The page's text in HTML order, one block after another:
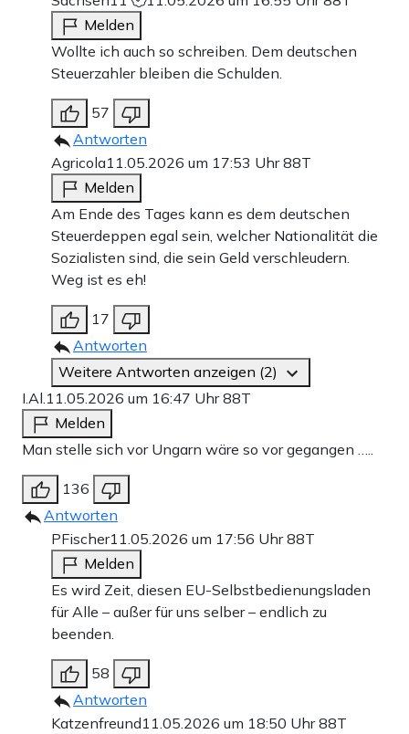
Melden
Wollte ich auch so schreiben. Dem deutschen
Steuerzahler bleiben die Schulden.
57
Antworten
Agricola11.05.2026 um 17:53 Uhr88T
Melden
Am Ende des Tages kann es dem deutschen
Steuerdeppen egal sein, welcher Nationalität die
Sozialisten sind, die sein Geld verschleudern.
Weg ist es eh!
17
Antworten
Weitere Antworten anzeigen (2)
I.Al.11.05.2026 um 16:47 Uhr88T
Melden
Man stelle sich vor Ungarn wäre so vor gegangen …..
136
Antworten
PFischer11.05.2026 um 17:56 Uhr88T
Melden
Es wird Zeit, diesen EU-Selbstbedienungsladen
für Alle – außer für uns selber – endlich zu
beenden.
58
Antworten
Katzenfreund11.05.2026 um 18:50 Uhr88T